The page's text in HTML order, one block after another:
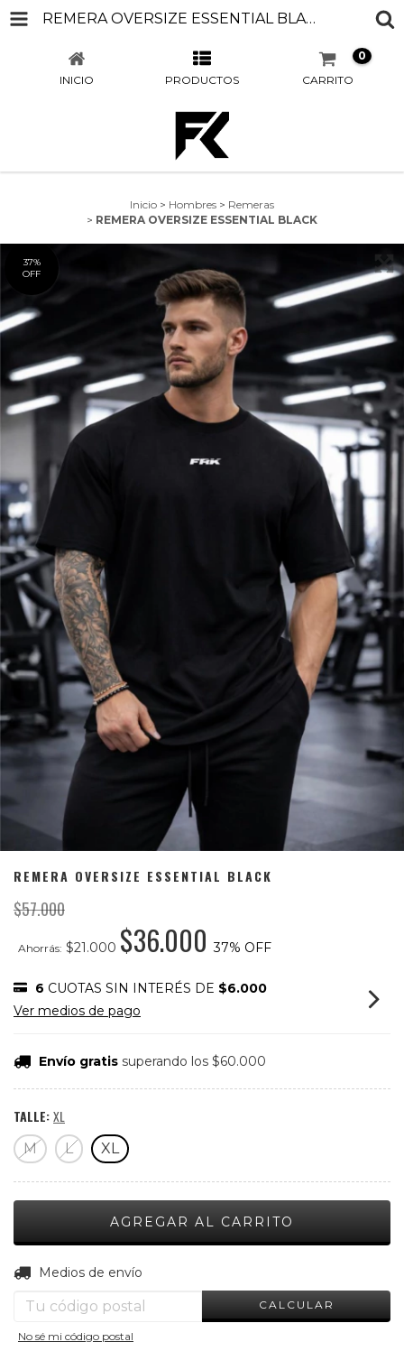
REMERA OVERSIZE ESSENTIAL BLACK
INICIO PRODUCTOS CARRITO
0
Inicio > Hombres > Remeras
> REMERA OVERSIZE ESSENTIAL BLACK
37%
OFF
REMERA OVERSIZE ESSENTIAL BLACK
$57.000
Ahorrás: $21.000 $36.00037% OFF
6 CUOTAS SIN INTERÉS DE $6.000
Ver medios de pago
Envío gratis superando los $60.000
TALLE:XL
M L XL
Entregas para el CP:
Medios de envío
CALCULAR
No sé mi código postal